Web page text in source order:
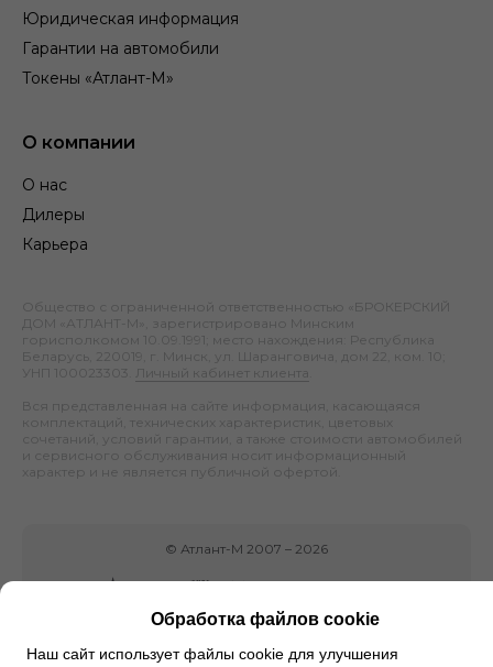
Юридическая информация
Гарантии на автомобили
Токены «Атлант-М»
О компании
О нас
Дилеры
Карьера
Общество с ограниченной ответственностью «БРОКЕРСКИЙ
ДОМ «АТЛАНТ-М», зарегистрировано Минским
горисполкомом 10.09.1991; место нахождения: Республика
Беларусь, 220019, г. Минск, ул. Шаранговича, дом 22, ком. 10;
УНП 100023303.
Личный кабинет клиента
Вся представленная на сайте информация, касающаяся
комплектаций, технических характеристик, цветовых
сочетаний, условий гарантии, а также стоимости автомобилей
и сервисного обслуживания носит информационный
характер и не является публичной офертой.
© Атлант-М 2007 – 2026
Обработка файлов cookie
Наш сайт использует файлы cookie для улучшения